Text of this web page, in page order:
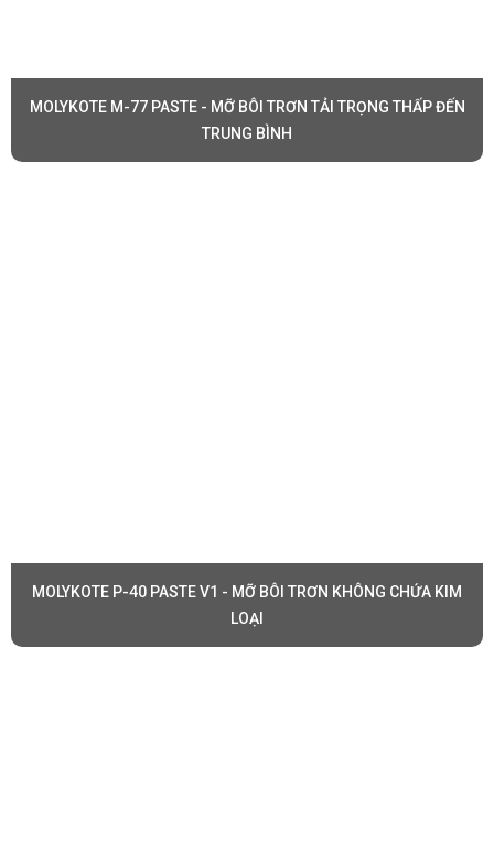
MOLYKOTE M-77 PASTE - MỠ BÔI TRƠN TẢI TRỌNG THẤP ĐẾN
TRUNG BÌNH
MOLYKOTE P-40 PASTE V1 - MỠ BÔI TRƠN KHÔNG CHỨA KIM
LOẠI